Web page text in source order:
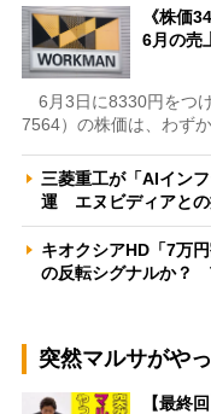
《株価
6月の売
6月3日に8330円をつ
7564）の株価は、わず
三菱重工が「AIイン
運 エヌビディアと
キオクシアHD「7万
の反転シグナルか？
突然マルサがや
【最終